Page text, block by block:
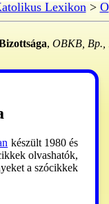
Lexikon> O
, OBKB, Bp.,
készült 1980 és
olvashatók,
a szócikkek